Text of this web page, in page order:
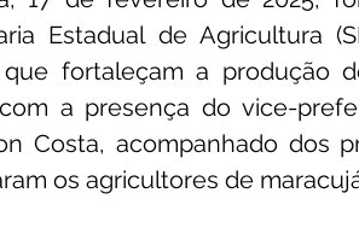
Estadual de Agricultura
fortaleçam a produção
a presença do vice-
Costa, acompanhado dos
os agricultores de